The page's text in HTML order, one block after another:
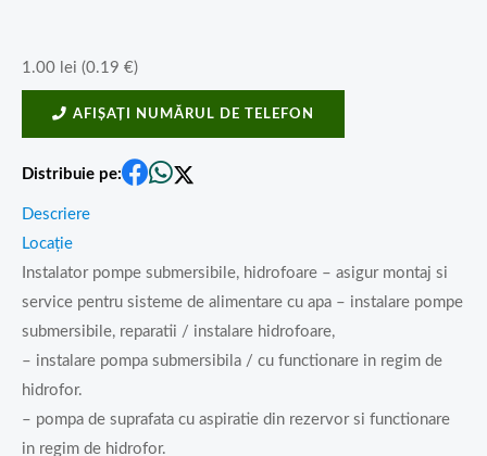
1.00 lei (0.19 €)
AFIȘAȚI NUMĂRUL DE TELEFON
Distribuie pe:
Descriere
Locație
Instalator pompe submersibile, hidrofoare – asigur montaj si
service pentru sisteme de alimentare cu apa – instalare pompe
submersibile, reparatii / instalare hidrofoare,
– instalare pompa submersibila / cu functionare in regim de
hidrofor.
– pompa de suprafata cu aspiratie din rezervor si functionare
in regim de hidrofor.